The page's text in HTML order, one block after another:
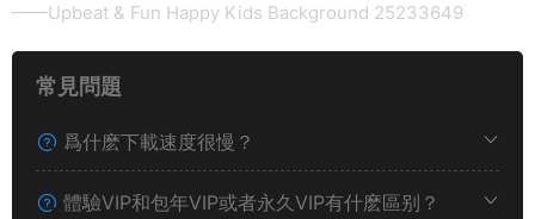
——Upbeat & Fun Happy Kids Background 25233649
常見問題
爲什麽下載速度很慢？
體驗VIP和包年VIP或者永久VIP有什麽區别？